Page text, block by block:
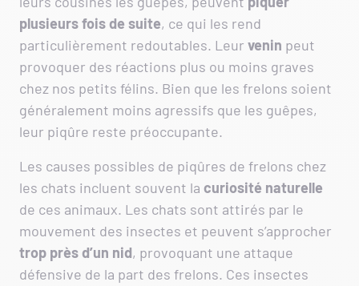
plusieurs fois de suite, ce qui les rend
particulièrement redoutables. Leur venin peut
provoquer des réactions plus ou moins graves
chez nos petits félins. Bien que les frelons soient
généralement moins agressifs que les guêpes,
leur piqûre reste préoccupante.
Les causes possibles de piqûres de frelons chez
les chats incluent souvent la curiosité naturelle
de ces animaux. Les chats sont attirés par le
mouvement des insectes et peuvent s’approcher
trop près d’un nid, provoquant une attaque
défensive de la part des frelons. Ces insectes